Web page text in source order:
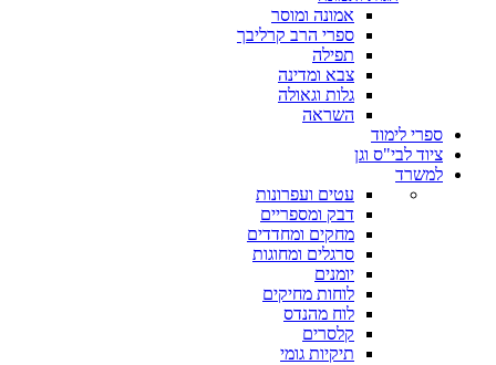
אמונה ומוסר
ספרי הרב קרליבך
תפילה
צבא ומדינה
גלות וגאולה
השראה
ספרי לימוד
ציוד לבי"ס וגן
למשרד
עטים ועפרונות
דבק ומספריים
מחקים ומחדדים
סרגלים ומחוגות
יומנים
לוחות מחיקים
לוח מהנדס
קלסרים
תיקיות גומי